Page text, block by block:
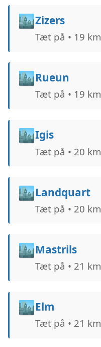
🏙️Zizers
Tæt på • 19 km
🏙️Rueun
Tæt på • 19 km
🏙️Igis
Tæt på • 20 km
🏙️Landquart
Tæt på • 20 km
🏙️Mastrils
Tæt på • 21 km
🏙️Elm
Tæt på • 21 km